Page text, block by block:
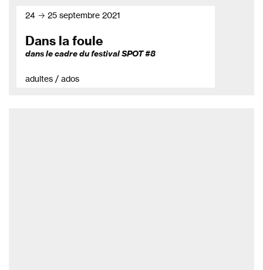
24 → 25 septembre 2021
Dans la foule
dans le cadre du festival SPOT #8
adultes / ados